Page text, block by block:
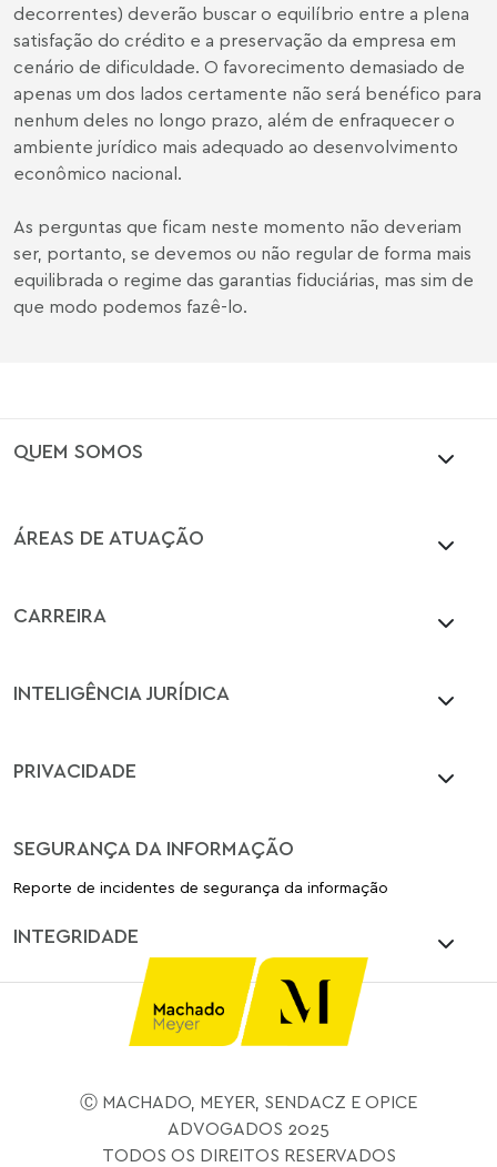
decorrentes) deverão buscar o equilíbrio entre a plena
satisfação do crédito e a preservação da empresa em
cenário de dificuldade. O favorecimento demasiado de
apenas um dos lados certamente não será benéfico para
nenhum deles no longo prazo, além de enfraquecer o
ambiente jurídico mais adequado ao desenvolvimento
econômico nacional.
As perguntas que ficam neste momento não deveriam
ser, portanto, se devemos ou não regular de forma mais
equilibrada o regime das garantias fiduciárias, mas sim de
que modo podemos fazê-lo.
QUEM SOMOS
ÁREAS DE ATUAÇÃO
CARREIRA
INTELIGÊNCIA JURÍDICA
PRIVACIDADE
SEGURANÇA DA INFORMAÇÃO
Reporte de incidentes de segurança da informação
INTEGRIDADE
Ⓒ MACHADO, MEYER, SENDACZ E OPICE
ADVOGADOS 2025
TODOS OS DIREITOS RESERVADOS